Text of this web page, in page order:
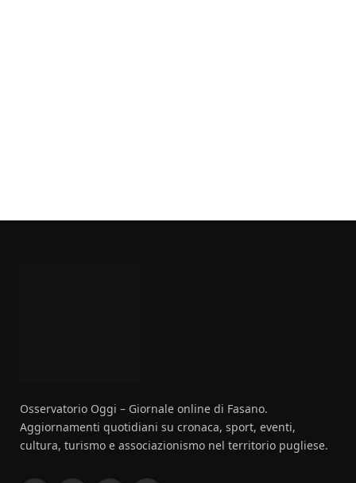
Osservatorio Oggi – Giornale online di Fasano.
Aggiornamenti quotidiani su cronaca, sport, eventi,
cultura, turismo e associazionismo nel territorio pugliese.